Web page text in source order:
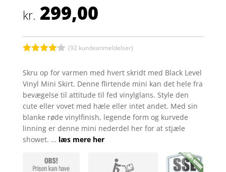
kr. 299,00
ud af 5
baseret
på
kundebed
ømmelse
r
(92 kundeanmeldelser)
Skru op for varmen med hvert skridt med Black Level
Vinyl Mini Skirt. Denne flirtende mini kan det hele fra
bevægelse til attitude til fed vinylglans. Style den
cute eller vovet med hæle eller intet andet. Med sin
blanke røde vinylfinish, legende form og kurvede
linning er denne mini nederdel her for at stjæle
showet. … læs mere her